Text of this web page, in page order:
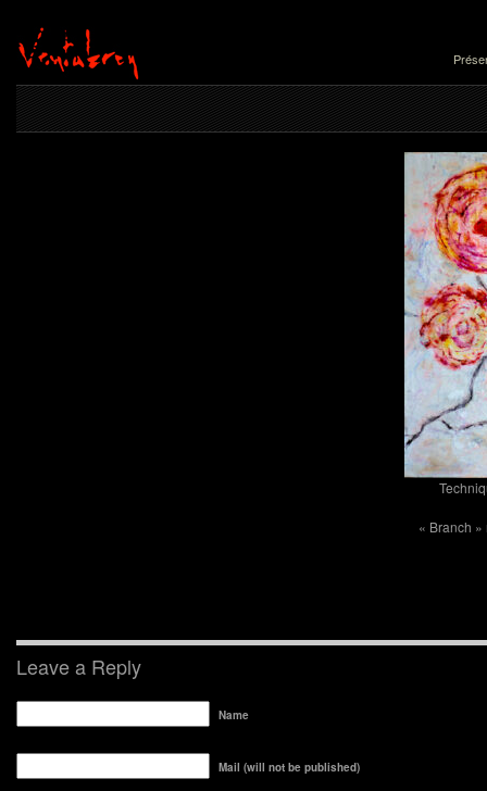
« Branch »
Leave a Reply
Name
Mail (will not be published)